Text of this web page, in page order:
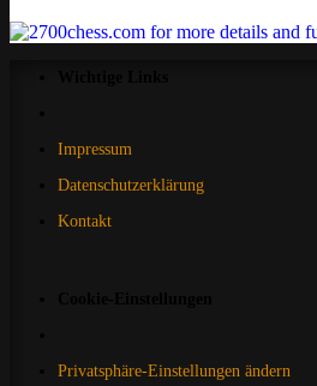
Impressum
Datenschutzerklärung
Kontakt
Privatsphäre-Einstellungen ändern